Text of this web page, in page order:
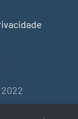
Occasio by